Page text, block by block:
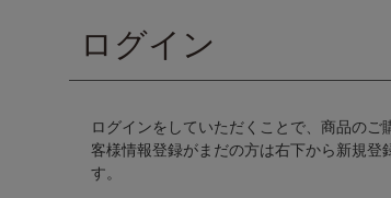
ログイン
ログインをしていただくことで、商品の
客様情報登録がまだの方は右下から新規
す。